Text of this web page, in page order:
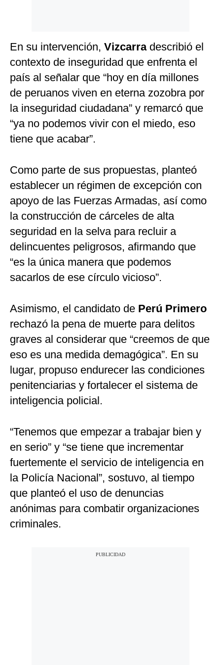
En su intervención, Vizcarradescribió el
contexto de inseguridad que enfrenta el
país al señalar que “hoy en día millones
de peruanos viven en eterna zozobra por
la inseguridad ciudadana” y remarcó que
“ya no podemos vivir con el miedo, eso
tiene que acabar”.
Como parte de sus propuestas, planteó
establecer un régimen de excepción con
apoyo de las Fuerzas Armadas, así como
la construcción de cárceles de alta
seguridad en la selva para recluir a
delincuentes peligrosos, afirmando que
“es la única manera que podemos
sacarlos de ese círculo vicioso”.
Asimismo, el candidato de Perú Primero
rechazó la pena de muerte para delitos
graves al considerar que “creemos de que
eso es una medida demagógica”. En su
lugar, propuso endurecer las condiciones
penitenciarias y fortalecer el sistema de
inteligencia policial.
“Tenemos que empezar a trabajar bien y
en serio” y “se tiene que incrementar
fuertemente el servicio de inteligencia en
la Policía Nacional”, sostuvo, al tiempo
que planteó el uso de denuncias
anónimas para combatir organizaciones
criminales.